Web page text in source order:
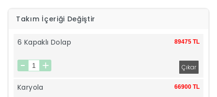
Odası
Tamamlayıcı
Ürünler
Afilli
Takım İçeriği Değiştir
6 Kapaklı Dolap 89475 TL
Karyola 66900 TL